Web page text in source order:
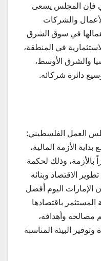
فإن المجلس يسعى
والشركات
في سوق الشرق
في المنطقة،
والشرق الأوسط،
دائرة شركائه.
العمل الفلسطيني:
الأزمة المالية،
بالأزمة، وذلك لحكمة
الاقتصاد وبنائه
اليوم أفضل
باقتصادها
مصالحه وأهدافه،
البيئة المناسبة